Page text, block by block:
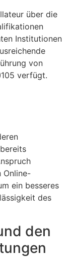
über die
Institutionen
von
verfügt.
Online-
ein besseres
des
den